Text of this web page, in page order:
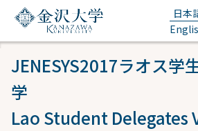
日本
JENESYS2017ラオス学
学
Lao Student Delegates